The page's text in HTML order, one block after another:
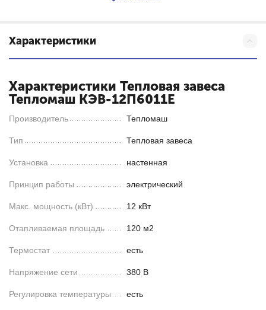
Характеристики
Характеристики Тепловая завеса
Тепломаш КЭВ-12П6011Е
Производитель Тепломаш
Тип Тепловая завеса
Установка настенная
Принцип работы электрический
Макс. мощность (кВт) 12 кВт
Отапливаемая площадь 120 м2
Термостат есть
Напряжение сети 380 В
Регулировка температуры есть